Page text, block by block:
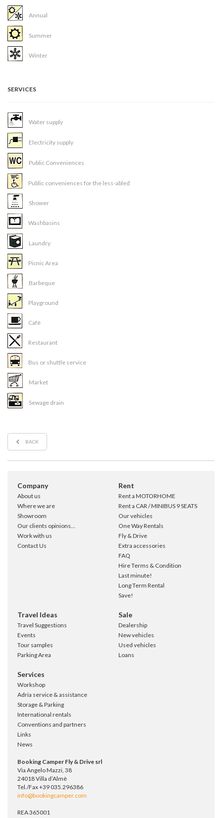
Annual
Summer
Winter
SERVICES
Water supply
Electricity supply
Public Conveniences
Public conveniences for the less-abled
Shower
Washbasins
Laundry
Picnic Area
Barbeque
Playground
Cafè
Restaurant
Bus or shuttle service
Market
Sewage drain
BACK
Company
About us
Where we are
Showroom
Our clients opinions...
Work with us
Contact Us
Rent
Rent a MOTORHOME
Rent a CAR / MINIBUS 9 SEATS
Our vehicles
One Way Rentals
Fly & Drive
Extra accessories
FAQ
Hire Terms & Condition
Last minute!
Long Term Rental
Save!
Travel Ideas
Travel Suggestions
Events
Tour samples
Parking Area
Sale
Dealership
New vehicles
Used vehicles
Loans
Services
Workshop
Adria service & assistance
Storage & Parking
International rentals
Conventions and partners
Links
News
Booking Camper Fly & Drive srl
Via Angelo Mazzi, 38
24018 Villa d’Almè
Tel./Fax +39 035.296386
info@bookingcamper.com
REA 365001